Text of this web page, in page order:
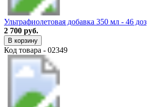
Ультрафиолетовая добавка 350 мл - 46 доз
2 700 руб.
В корзину
Код товара - 02349